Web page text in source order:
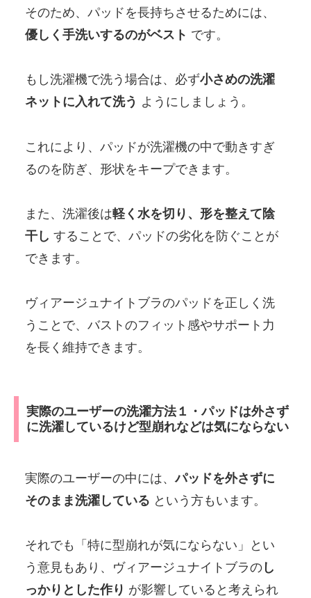
そのため、パッドを長持ちさせるためには、
優しく手洗いするのがベスト です。
もし洗濯機で洗う場合は、必ず小さめの洗濯
ネットに入れて洗う ようにしましょう。
これにより、パッドが洗濯機の中で動きすぎ
るのを防ぎ、形状をキープできます。
また、洗濯後は軽く水を切り、形を整えて陰
干し することで、パッドの劣化を防ぐことが
できます。
ヴィアージュナイトブラのパッドを正しく洗
うことで、バストのフィット感やサポート力
を長く維持できます。
実際のユーザーの洗濯方法１・パッドは外さず
に洗濯しているけど型崩れなどは気にならない
実際のユーザーの中には、パッドを外さずに
そのまま洗濯している という方もいます。
それでも「特に型崩れが気にならない」とい
う意見もあり、ヴィアージュナイトブラの し
っかりとした作り が影響していると考えられ